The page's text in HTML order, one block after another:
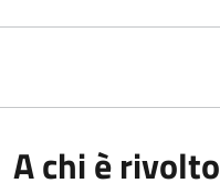
A chi è rivolto